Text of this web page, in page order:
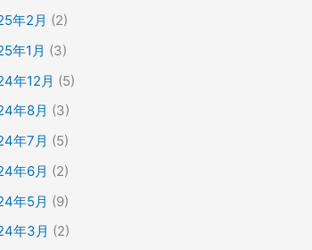
年2月 (2)
年1月 (3)
年12月 (5)
年8月 (3)
年7月 (5)
年6月 (2)
年5月 (9)
年3月 (2)